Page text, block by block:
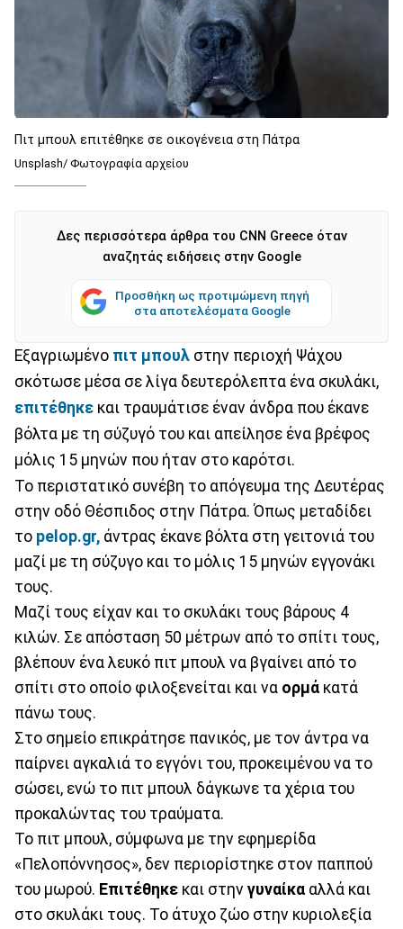
Πιτ μπουλ επιτέθηκε σε οικογένεια στη Πάτρα
Unsplash/ Φωτογραφία αρχείου
Δες περισσότερα άρθρα του CNN Greece όταν
αναζητάς ειδήσεις στην Google
Προσθήκη ως προτιμώμενη πηγή
στα αποτελέσματα Google
Εξαγριωμένο πιτ μπουλ στην περιοχή Ψάχου
σκότωσε μέσα σε λίγα δευτερόλεπτα ένα σκυλάκι,
επιτέθηκε και τραυμάτισε έναν άνδρα που έκανε
βόλτα με τη σύζυγό του και απείλησε ένα βρέφος
μόλις 15 μηνών που ήταν στο καρότσι.
Το περιστατικό συνέβη το απόγευμα της Δευτέρας
στην οδό Θέσπιδος στην Πάτρα. Όπως μεταδίδει
το pelop.gr, άντρας έκανε βόλτα στη γειτονιά του
μαζί με τη σύζυγο και το μόλις 15 μηνών εγγονάκι
τους.
Μαζί τους είχαν και το σκυλάκι τους βάρους 4
κιλών. Σε απόσταση 50 μέτρων από το σπίτι τους,
βλέπουν ένα λευκό πιτ μπουλ να βγαίνει από το
σπίτι στο οποίο φιλοξενείται και να ορμά κατά
πάνω τους.
Στο σημείο επικράτησε πανικός, με τον άντρα να
παίρνει αγκαλιά το εγγόνι του, προκειμένου να το
σώσει, ενώ το πιτ μπουλ δάγκωνε τα χέρια του
προκαλώντας του τραύματα.
Το πιτ μπουλ, σύμφωνα με την εφημερίδα
«Πελοπόννησος», δεν περιορίστηκε στον παππού
του μωρού. Επιτέθηκε και στην γυναίκα αλλά και
στο σκυλάκι τους. Το άτυχο ζώο στην κυριολεξία